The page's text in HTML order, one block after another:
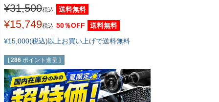
¥31,500税込 送料無料
¥15,749税込 50％OFF
送料無料
¥15,000(税込)以上お買い上げで送料無料
[ 286 ポイント進呈 ]